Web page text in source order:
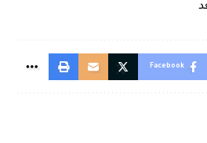
Facebook